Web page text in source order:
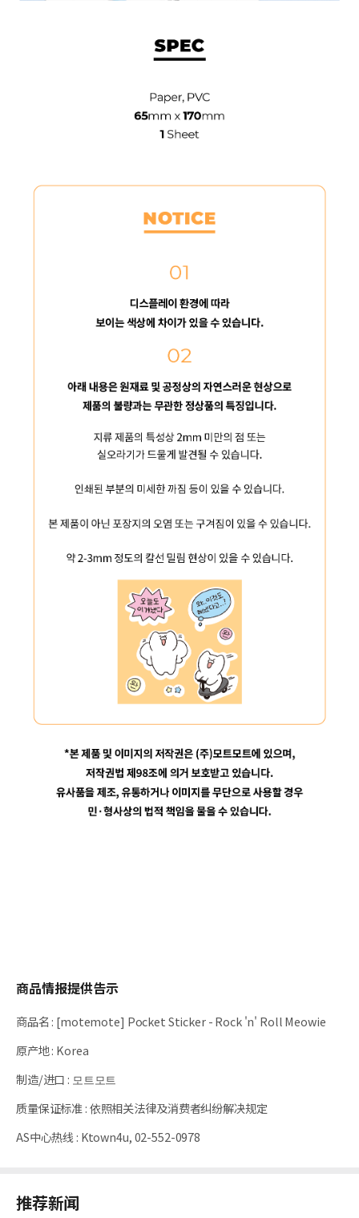
商品情报提供告示
商品名: [motemote] Pocket Sticker - Rock 'n' Roll Meowie
原产地: Korea
制造/进口 : 모트모트
质量保证标准 :依照相关法律及消费者纠纷解决规定
AS中心热线 : Ktown4u, 02-552-0978
推荐新闻